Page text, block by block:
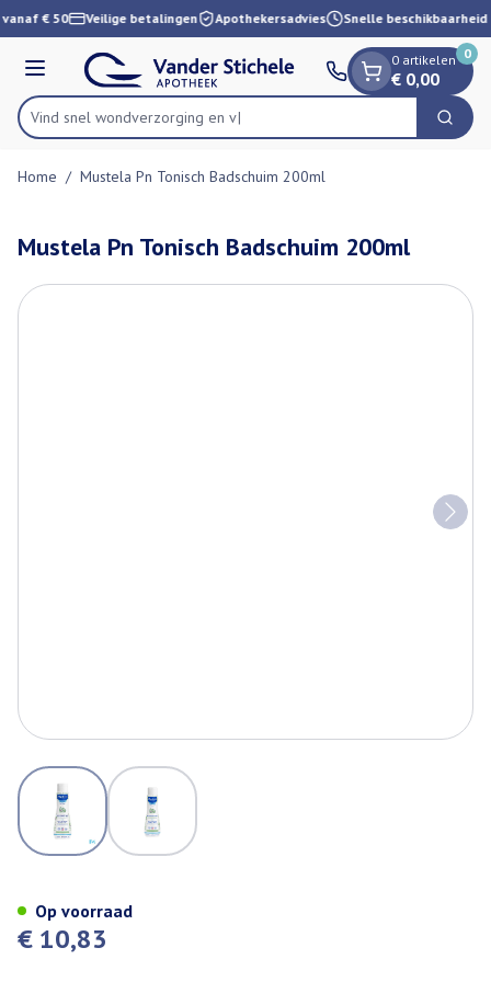
Ga naar de inhoud
1 van 1
€ 50 Veilige betalingen Apothekersadvies Snelle beschikbaarheid
Menu
Product, merk, categorie...
Vind snel wondverzorg Zoek
0 artikelen
€ 0,00
0
Home / Mustela Pn Tonisch Badschuim 200ml
Mustela Pn Tonisch Badschuim 200ml
View larger imageView larger image
€ 10,83
Op voorraad